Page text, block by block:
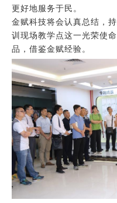
更好地服务于民。
金赋科技将会认真总结，
训现场教学点这一光荣使
品，借鉴金赋经验。